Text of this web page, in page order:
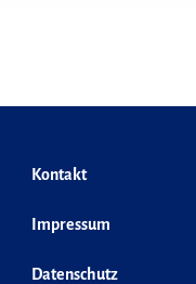
Kontakt
Impressum
Datenschutz